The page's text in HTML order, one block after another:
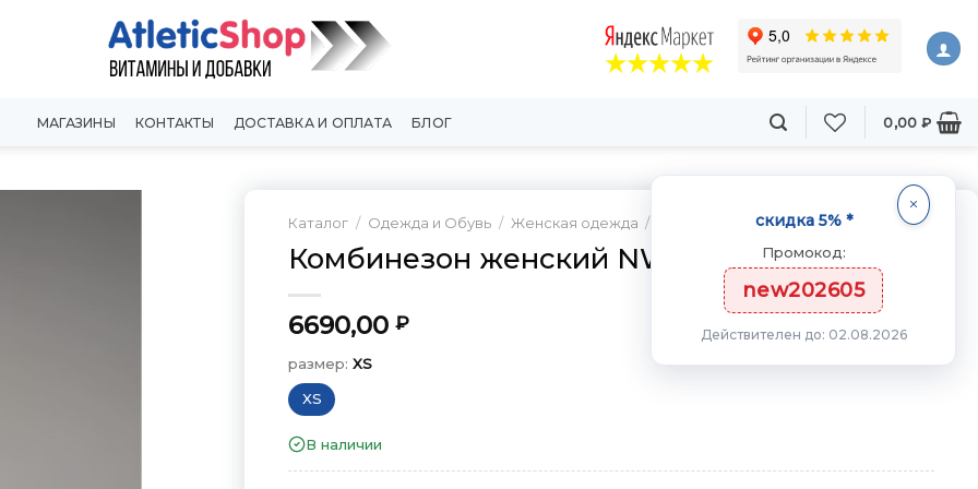
МАГАЗИНЫ КОНТАКТЫ ДОСТАВКА И ОПЛАТА БЛОГ 0,00 ₽
Каталог / Одежда и Обувь / Женская одежда / Комбинезоны
Комбинезон женский NW14.930.1
6690,00 ₽
размер: XS
XS
В наличии
скидка 5% *
Промокод:
new202605
Действителен до: 02.08.2026